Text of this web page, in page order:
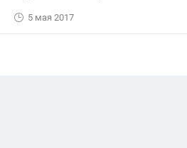
5 мая 2017